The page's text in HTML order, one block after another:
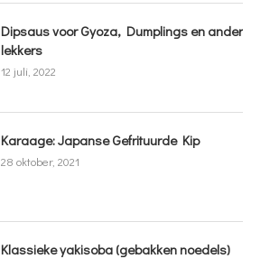
Dipsaus voor Gyoza, Dumplings en ander
lekkers
12 juli, 2022
Karaage: Japanse Gefrituurde Kip
28 oktober, 2021
Klassieke yakisoba (gebakken noedels)